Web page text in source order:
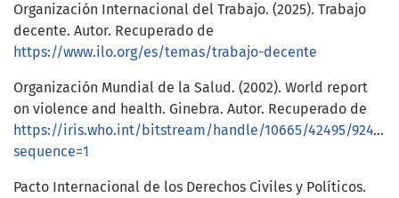
Organización Internacional del Trabajo. (2025). Trabajo
decente. Autor. Recuperado de
https://www.ilo.org/es/temas/trabajo-decente
Organización Mundial de la Salud. (2002). World report
on violence and health. Ginebra. Autor. Recuperado de
https://iris.who.int/bitstream/handle/10665/42495/
sequence=1
Pacto Internacional de los Derechos Civiles y Políticos.